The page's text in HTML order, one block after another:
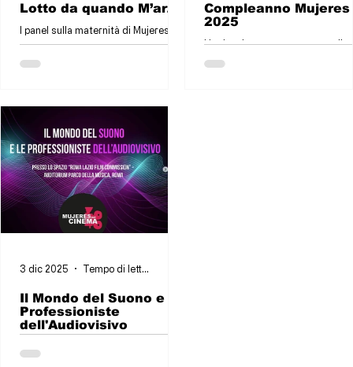
Lotto da quando M’arzo
l panel sulla maternità di Mujeres nel
Cinema! Un incontro per parlare di
come la maternità abbia un effetto
Compleanno Mujeres
2025
Un doppio appuntamento quello
Festa del Cinema di Roma!
Il Mondo del Suono e le
Professioniste
dell'Audiovisivo
supporto della Fondazione Roma
3 dic 2025